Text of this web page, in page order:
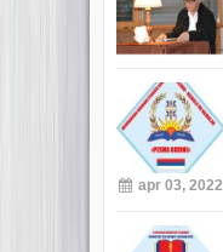
apr 03, 2022